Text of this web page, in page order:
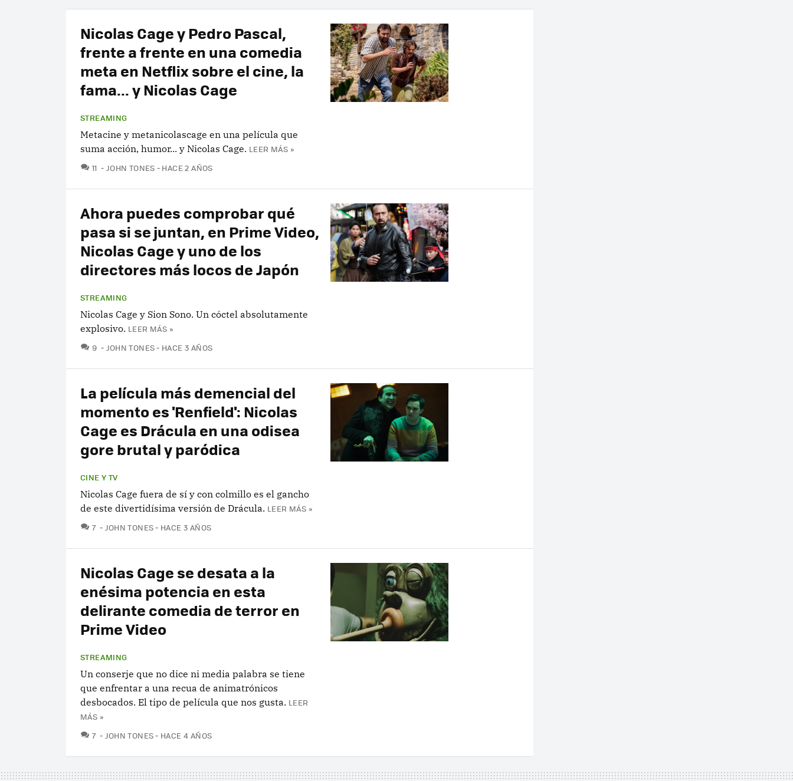
Nicolas Cage y Pedro Pascal,
frente a frente en una comedia
meta en Netflix sobre el cine, la
fama... y Nicolas Cage
STREAMING
Metacine y metanicolascage en una película que
suma acción, humor... y Nicolas Cage. LEER MÁS »
11 COMENTARIOS
JOHN TONES HACE 2 AÑOS
Ahora puedes comprobar qué
pasa si se juntan, en Prime Video,
Nicolas Cage y uno de los
directores más locos de Japón
STREAMING
Nicolas Cage y Sion Sono. Un cóctel absolutamente
explosivo. LEER MÁS »
9 COMENTARIOS
JOHN TONES HACE 3 AÑOS
La película más demencial del
momento es 'Renfield': Nicolas
Cage es Drácula en una odisea
gore brutal y paródica
CINE Y TV
Nicolas Cage fuera de sí y con colmillo es el gancho
de este divertidísima versión de Drácula. LEER MÁS »
7 COMENTARIOS
JOHN TONES HACE 3 AÑOS
Nicolas Cage se desata a la
enésima potencia en esta
delirante comedia de terror en
Prime Video
STREAMING
Un conserje que no dice ni media palabra se tiene
que enfrentar a una recua de animatrónicos
desbocados. El tipo de película que nos gusta. LEER
MÁS »
7 COMENTARIOS
JOHN TONES HACE 4 AÑOS